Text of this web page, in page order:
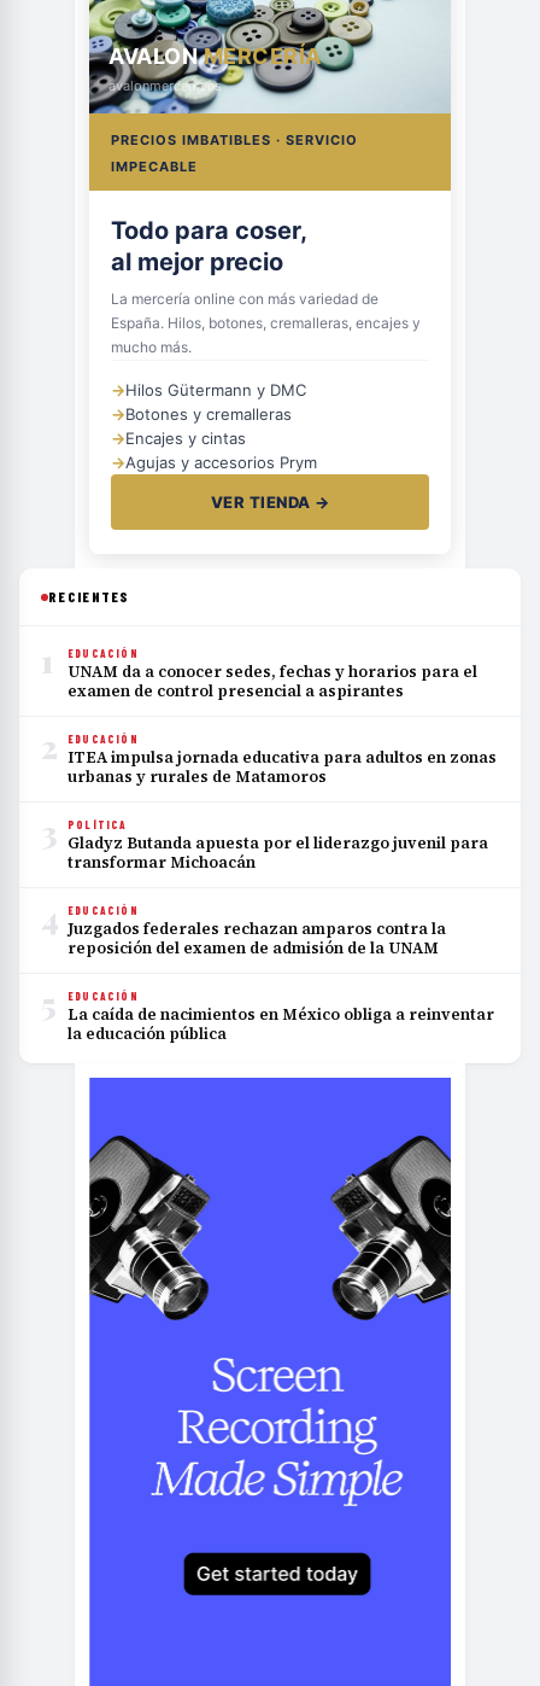
AVALONMERCERÍA
avalonmerceria.es
PRECIOS IMBATIBLES · SERVICIO
IMPECABLE
Hilos, botones
y cremalleras
La mercería online con más variedad de
España. Hilos, botones, cremalleras, encajes y
mucho más.
→Hilos Gütermann y DMC
→Botones y cremalleras
→Encajes y cintas
→Agujas y accesorios Prym
VER TIENDA →
RECIENTES
1 EDUCACIÓN
UNAM da a conocer sedes, fechas y horarios para el
examen de control presencial a aspirantes
2 EDUCACIÓN
ITEA impulsa jornada educativa para adultos en zonas
urbanas y rurales de Matamoros
3 POLÍTICA
Gladyz Butanda apuesta por el liderazgo juvenil para
transformar Michoacán
4 EDUCACIÓN
Juzgados federales rechazan amparos contra la
reposición del examen de admisión de la UNAM
5 EDUCACIÓN
La caída de nacimientos en México obliga a reinventar
la educación pública